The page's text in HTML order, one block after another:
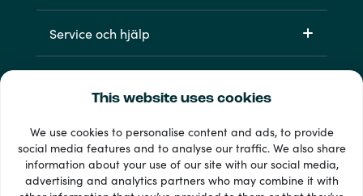
This website uses cookies
We use cookies to personalise content and ads, to provide
social media features and to analyse our traffic. We also share
information about your use of our site with our social media,
advertising and analytics partners who may combine it with
Service och hjälp